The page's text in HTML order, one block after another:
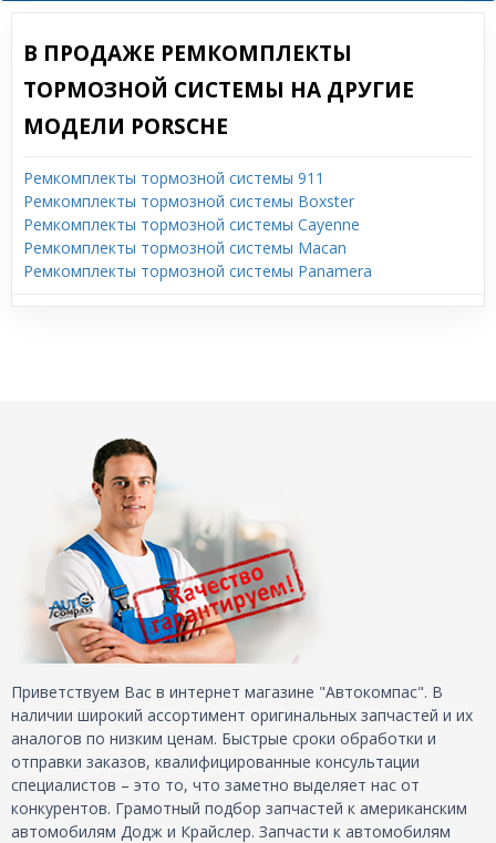
В ПРОДАЖЕ РЕМКОМПЛЕКТЫ
ТОРМОЗНОЙ СИСТЕМЫ НА ДРУГИЕ
МОДЕЛИ PORSCHE
Ремкомплекты тормозной системы 911
Ремкомплекты тормозной системы Boxster
Ремкомплекты тормозной системы Cayenne
Ремкомплекты тормозной системы Macan
Ремкомплекты тормозной системы Panamera
Приветствуем Вас в интернет магазине "Автокомпас". В
наличии широкий ассортимент оригинальных запчастей и их
аналогов по низким ценам. Быстрые сроки обработки и
отправки заказов, квалифицированные консультации
специалистов – это то, что заметно выделяет нас от
конкурентов. Грамотный подбор запчастей к американским
автомобилям Додж и Крайслер. Запчасти к автомобилям